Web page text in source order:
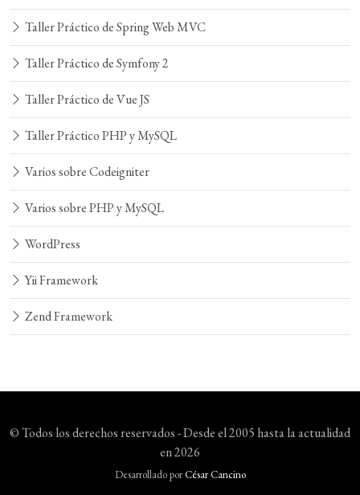
Taller Práctico de Spring Web MVC
Taller Práctico de Symfony 2
Taller Práctico de Vue JS
Taller Práctico PHP y MySQL
Varios sobre Codeigniter
Varios sobre PHP y MySQL
WordPress
Yii Framework
Zend Framework
© Todos los derechos reservados - Desde el 2005 hasta la actualidad
en 2026
Desarrollado porCésar Cancino